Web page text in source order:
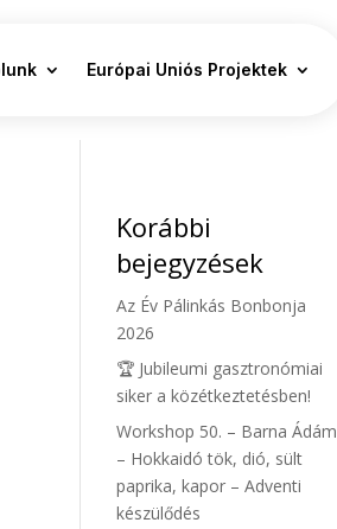
Európai Uniós Projektek
Korábbi
bejegyzések
Az Év Pálinkás Bonbonja
2026
🏆 Jubileumi gasztronómiai
siker a közétkeztetésben!
Workshop 50. – Barna Ádám
– Hokkaidó tök, dió, sült
paprika, kapor – Adventi
készülődés